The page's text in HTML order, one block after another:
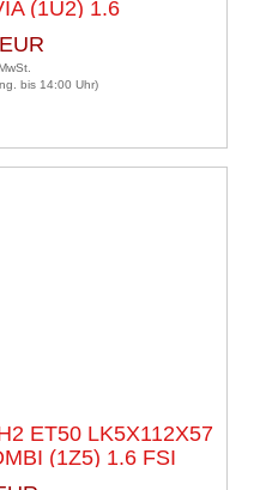
(1U2) 1.6
bis 14:00 Uhr)
ET50 LK5X112X57
(1Z5) 1.6 FSI